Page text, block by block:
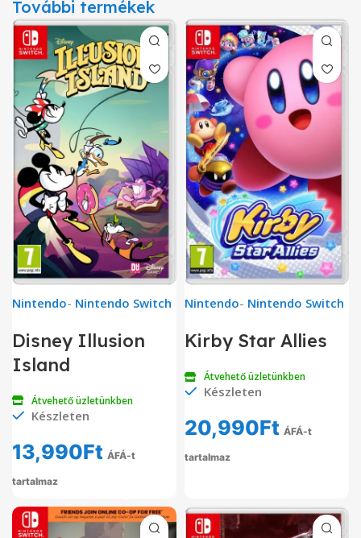
További termékek
Nintendo- Nintendo Switch
Disney Illusion
Island
Átvehető üzletünkben
Készleten
13,990Ft ÁFÁ-t
tartalmaz
Nintendo- Nintendo Switch
Kirby Star Allies
Átvehető üzletünkben
Készleten
20,990Ft ÁFÁ-t
tartalmaz